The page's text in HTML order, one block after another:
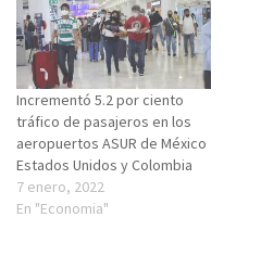
Incrementó 5.2 por ciento
tráfico de pasajeros en los
aeropuertos ASUR de México
Estados Unidos y Colombia
7 enero, 2022
En "Economia"